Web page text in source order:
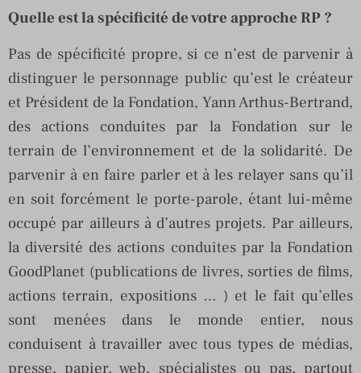
Quelle est la spécificité de votre approche RP ?
Pas de spécificité propre, si ce n’est de parvenir à
distinguer le personnage public qu’est le créateur
et Président de la Fondation, Yann Arthus-Bertrand,
des actions conduites par la Fondation sur le
terrain de l’environnement et de la solidarité. De
parvenir à en faire parler et à les relayer sans qu’il
en soit forcément le porte-parole, étant lui-même
occupé par ailleurs à d’autres projets. Par ailleurs,
la diversité des actions conduites par la Fondation
GoodPlanet (publications de livres, sorties de films,
actions terrain, expositions … ) et le fait qu’elles
sont menées dans le monde entier, nous
conduisent à travailler avec tous types de médias,
presse, papier, web, spécialistes ou pas, partout